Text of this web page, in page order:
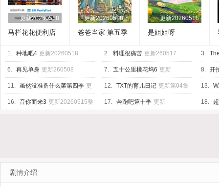
更新20260518
马栏花花便利店
更新20260518上
爸爸当家 第五季
更新20260518
是姐姐呀
1. 种地吧4 更新20260518 2. 料理很痛苦 更新260517 3.
6. 再见单身 更新260508 7. 五十公里桃花坞6 更新
20260518上
8. 开
04集
11. 虽然没准备什么菜第四季 更
新260515
12. TXT的育儿日记 更新第04集 13.
Base
16. 音你而来3 更新20260515整 17. 奔跑吧第十季 更新 18.
剧情介绍